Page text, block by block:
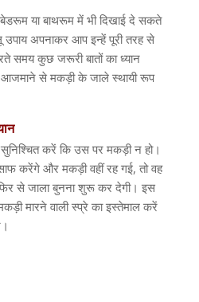
बेडरूम या बाथरूम में भी दिखाई दे सकते
अपनाकर आप इन्हें पूरी तरह से
कुछ जरूरी बातों का ध्यान
से मकड़ी के जाले स्थायी रूप
करें कि उस पर मकड़ी न हो।
करेंगे और मकड़ी वहीं रह गई, तो वह
से जाला बुनना शुरू कर देगी। इस
मारने वाली स्प्रे का इस्तेमाल करें